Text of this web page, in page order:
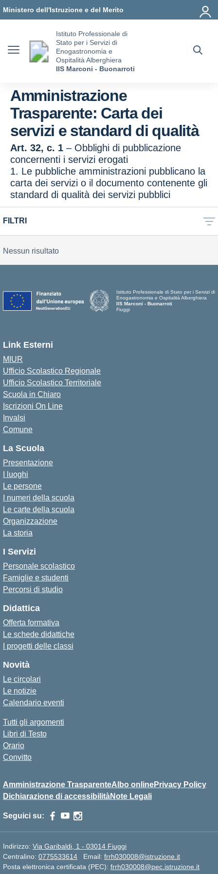
Ministero dell'Istruzione e del Merito
Istituto Professionale di
Stato per i Servizi di
Enogastronomia e
Ospitalità Alberghiera
IIS Marconi - Buonarroti
Amministrazione
Trasparente: Carta dei
servizi e standard di qualità
Art. 32, c. 1 – Obblighi di pubblicazione
concernenti i servizi erogati
1. Le pubbliche amministrazioni pubblicano la
carta dei servizi o il documento contenente gli
standard di qualità dei servizi pubblici
FILTRI
Nessun risultato
Istituto Professionale di Stato per i Servizi di
Enogastronomia e Ospitalità Alberghiera
IIS Marconi - Buonarroti
Fiuggi
Link Esterni
MIUR
Ufficio Scolastico Regionale
Ufficio Scolastico Territoriale
Scuola in Chiaro
Iscrizioni On Line
Invalsi
Comune
La Scuola
Presentazione
I luoghi
Le persone
I numeri della scuola
Le carte della scuola
Organizzazione
La storia
I Servizi
Personale scolastico
Famiglie e studenti
Percorsi di studio
Didattica
Offerta formativa
Le schede didattiche
I progetti delle classi
Novità
Le circolari
Le notizie
Calendario eventi
Tutti gli argomenti
Libri di Testo
Orario
Convitto
Amministrazione TrasparenteAlbo onlinePrivacy Policy
Dichiarazione di accessibilitàNote Legali
Seguici su:
Indirizzo: Via Garibaldi, 1 - 03014 Fiuggi
Centralino: 0775533614 Email: frrh030008@istruzione.it
Posta elettronica certificata (PEC): frrh030008@pec.istruzione.it